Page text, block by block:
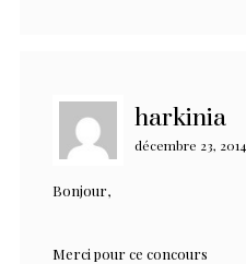
harkinia
décembre 23, 2014
Bonjour,
Merci pour ce concours